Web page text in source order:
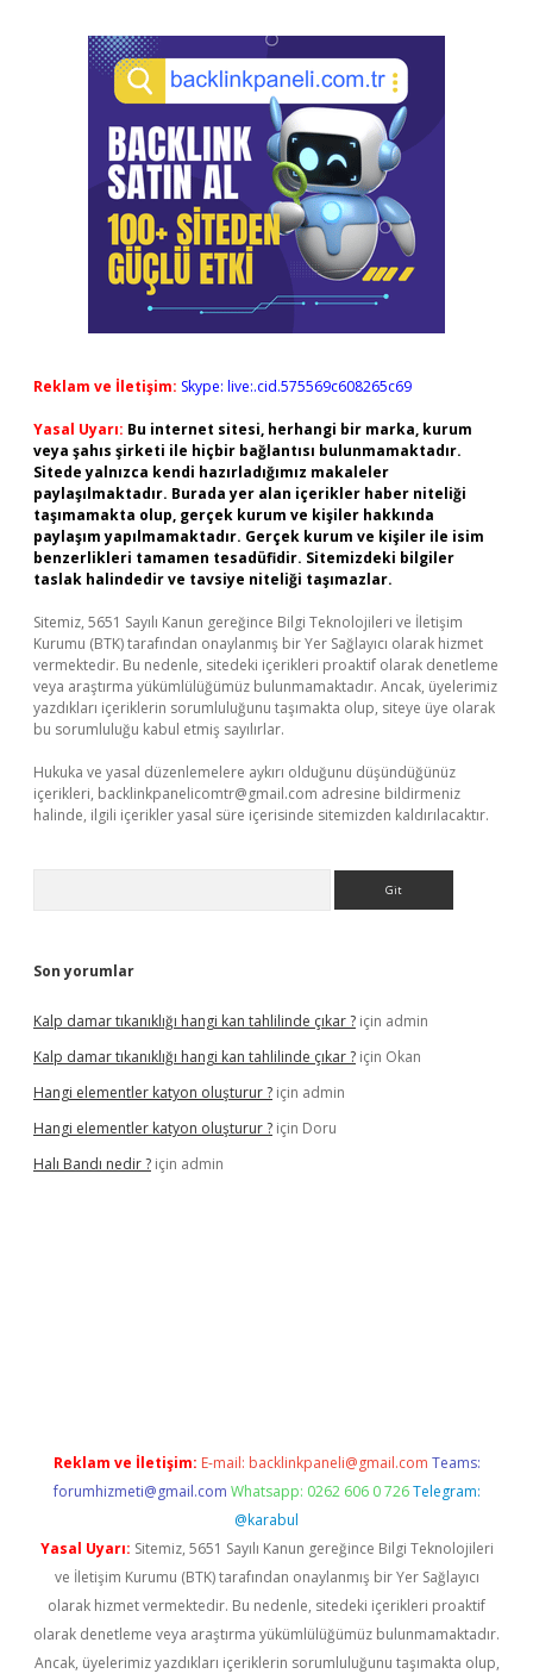
Reklam ve İletişim: Skype: live:.cid.575569c608265c69
Yasal Uyarı: Bu internet sitesi, herhangi bir marka, kurum
veya şahıs şirketi ile hiçbir bağlantısı bulunmamaktadır.
Sitede yalnızca kendi hazırladığımız makaleler
paylaşılmaktadır. Burada yer alan içerikler haber niteliği
taşımamakta olup, gerçek kurum ve kişiler hakkında
paylaşım yapılmamaktadır. Gerçek kurum ve kişiler ile isim
benzerlikleri tamamen tesadüfidir. Sitemizdeki bilgiler
taslak halindedir ve tavsiye niteliği taşımazlar.
Sitemiz, 5651 Sayılı Kanun gereğince Bilgi Teknolojileri ve İletişim
Kurumu (BTK) tarafından onaylanmış bir Yer Sağlayıcı olarak hizmet
vermektedir. Bu nedenle, sitedeki içerikleri proaktif olarak denetleme
veya araştırma yükümlülüğümüz bulunmamaktadır. Ancak, üyelerimiz
yazdıkları içeriklerin sorumluluğunu taşımakta olup, siteye üye olarak
bu sorumluluğu kabul etmiş sayılırlar.
Hukuka ve yasal düzenlemelere aykırı olduğunu düşündüğünüz
içerikleri, backlinkpanelicomtr@gmail.com adresine bildirmeniz
halinde, ilgili içerikler yasal süre içerisinde sitemizden kaldırılacaktır.
Son yorumlar
Kalp damar tıkanıklığı hangi kan tahlilinde çıkar ? için admin
Kalp damar tıkanıklığı hangi kan tahlilinde çıkar ? için Okan
Hangi elementler katyon oluşturur ? için admin
Hangi elementler katyon oluşturur ? için Doru
Halı Bandı nedir ? için admin
Reklam ve İletişim: E-mail: backlinkpaneli@gmail.com Teams:
forumhizmeti@gmail.com Whatsapp: 0262 606 0 726 Telegram:
@karabul
Yasal Uyarı: Sitemiz, 5651 Sayılı Kanun gereğince Bilgi Teknolojileri
ve İletişim Kurumu (BTK) tarafından onaylanmış bir Yer Sağlayıcı
olarak hizmet vermektedir. Bu nedenle, sitedeki içerikleri proaktif
olarak denetleme veya araştırma yükümlülüğümüz bulunmamaktadır.
Ancak, üyelerimiz yazdıkları içeriklerin sorumluluğunu taşımakta olup,